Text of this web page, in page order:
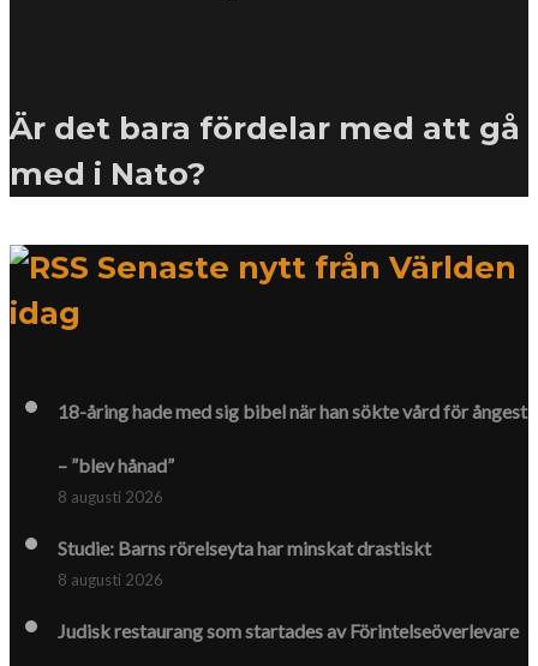
Är det bara fördelar med att gå
med i Nato?
Senaste nytt från Världen
idag
18-åring hade med sig bibel när han sökte vård för ångest
– ”blev hånad”
8 augusti 2026
Studie: Barns rörelseyta har minskat drastiskt
8 augusti 2026
Judisk restaurang som startades av Förintelse­överlevare